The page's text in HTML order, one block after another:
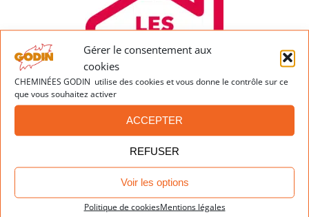
Gérer le consentement aux
cookies
CHEMINÉES GODIN utilise des cookies et vous donne le contrôle sur ce
que vous souhaitez activer
ACCEPTER
REFUSER
Voir les options
Politique de cookiesMentions légales